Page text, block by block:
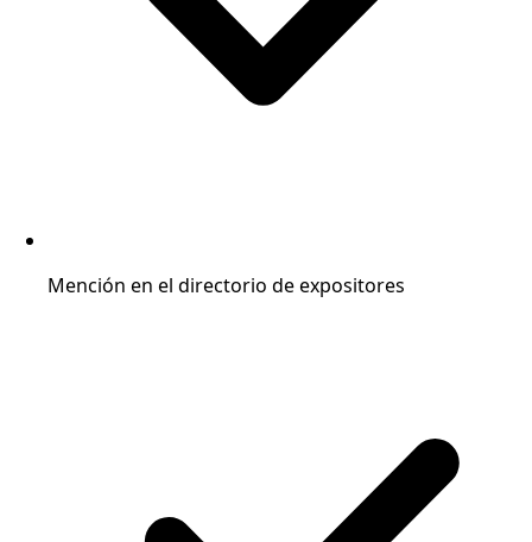
Mención en el directorio de expositores